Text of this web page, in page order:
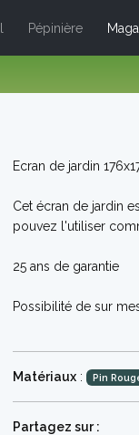
Pépinière
Ecran de jardin
Cet écran de jardin
pouvez l'utiliser
25 ans de garantie
Possibilité de sur
Matériaux: Pin
Partagez sur :